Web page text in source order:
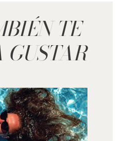
TE
GUSTAR